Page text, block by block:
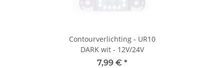
Contourverlichting - UR10
DARK wit - 12V/24V
7,99 € *